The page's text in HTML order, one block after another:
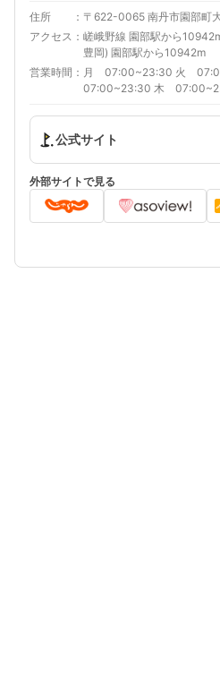
住所
〒622-0065 南丹市園部町
アクセス
嵯峨野線 園部駅から
豊岡) 園部駅から10942m
営業時間
月 07:00~23:30 火
07:00~23:30 木
07:00~23:30 各施設により
すので、公式サイトをご確
公式サイト
外部サイトで見る